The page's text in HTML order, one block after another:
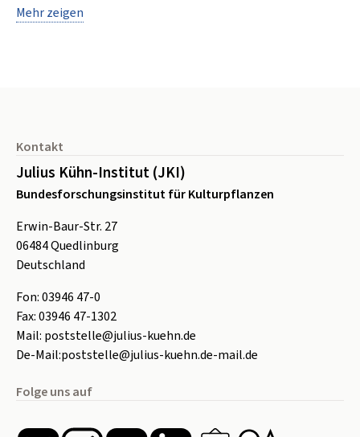
Mehr zeigen
Kontakt
Julius Kühn-Institut (JKI)
Bundesforschungsinstitut für Kulturpflanzen
Erwin-Baur-Str. 27
06484Quedlinburg
Deutschland
Fon:03946 47-0
Fax:03946 47-1302
Mail: poststelle@julius-kuehn.de
De-Mail:poststelle@julius-kuehn.de-mail.de
Folge uns auf